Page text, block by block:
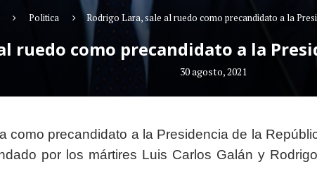
Politica Rodrigo Lara, sale al ruedo como precandidato a la
ruedo como precandidato a la
30 agosto, 2021
como precandidato a la Presidencia de la
por los mártires Luis Carlos Galán y